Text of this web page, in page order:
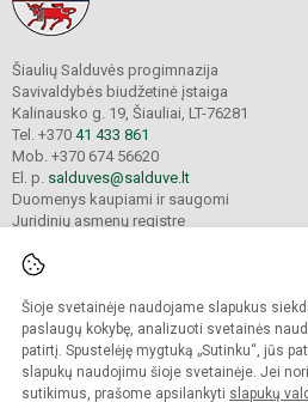
Šioje svetainėje naudojame slapukus
paslaugų kokybę, analizuoti svetainės
patirtį. Spustelėję mygtuką „Sutinku“, jūs
slapukų naudojimu šioje svetainėje. Jei
sutikimus, prašome apsilankyti slapukų
Šiaulių Salduvės progimnazija
Savivaldybės biudžetinė įstaiga
Kalinausko g. 19, Šiauliai, LT-76281
Tel. +370 41 433 861
Mob. +370 674 56620
El. p. salduves@salduve.lt
Duomenys kaupiami ir saugomi
Juridinių asmenų registre
© 2026. Šiaulių Salduvės
Kopijuoti turinį be raštiško įstaigos